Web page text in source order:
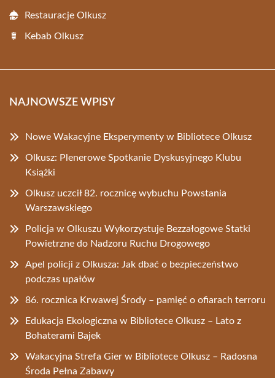
Restauracje Olkusz
Kebab Olkusz
NAJNOWSZE WPISY
Nowe Wakacyjne Eksperymenty w Bibliotece Olkusz
Olkusz: Plenerowe Spotkanie Dyskusyjnego Klubu
Książki
Olkusz uczcił 82. rocznicę wybuchu Powstania
Warszawskiego
Policja w Olkuszu Wykorzystuje Bezzałogowe Statki
Powietrzne do Nadzoru Ruchu Drogowego
Apel policji z Olkusza: Jak dbać o bezpieczeństwo
podczas upałów
86. rocznica Krwawej Środy – pamięć o ofiarach terroru
Edukacja Ekologiczna w Bibliotece Olkusz – Lato z
Bohaterami Bajek
Wakacyjna Strefa Gier w Bibliotece Olkusz – Radosna
Środa Pełna Zabawy